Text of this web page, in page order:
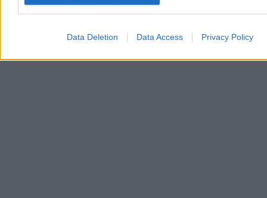
Data Deletion Data Access Privacy Policy